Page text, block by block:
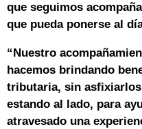
que seguimos
que pueda ponerse al
“Nuestro
hacemos brindando
tributaria, sin
estando al lado, para
atravesado una